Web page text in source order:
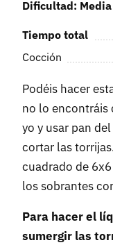
Dificultad: Media
Tiempo total
Cocción
Podéis hacer
no lo encontráis
yo y usar pan
cortar las
cuadrado de
los sobrantes
Para hacer el
sumergir las